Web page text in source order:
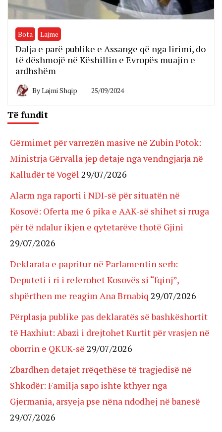
Bota Lajme
Dalja e parë publike e Assange që nga lirimi, do
të dëshmojë në Këshillin e Evropës muajin e
ardhshëm
ByLajmi Shqip 25/09/2024
Të fundit
Gërmimet për varrezën masive në Zubin Potok:
Ministrja Gërvalla jep detaje nga vendngjarja në
Kalludër të Vogël 29/07/2026
Alarm nga raporti i NDI-së për situatën në
Kosovë: Oferta me 6 pika e AAK-së shihet si rruga
për të ndalur ikjen e qytetarëve thotë Gjini
29/07/2026
Deklarata e papritur në Parlamentin serb:
Deputeti i ri i referohet Kosovës si “fqinj”,
shpërthen me reagim Ana Brnabiq 29/07/2026
Përplasja publike pas deklaratës së bashkëshortit
të Haxhiut: Abazi i drejtohet Kurtit për vrasjen në
oborrin e QKUK-së 29/07/2026
Zbardhen detajet rrëqethëse të tragjedisë në
Shkodër: Familja sapo ishte kthyer nga
Gjermania, arsyeja pse nëna ndodhej në banesë
29/07/2026